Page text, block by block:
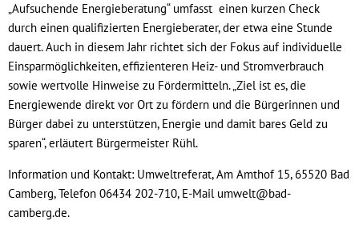
„Aufsuchende Energieberatung“ umfasst einen kurzen Check
durch einen qualifizierten Energieberater, der etwa eine Stunde
dauert. Auch in diesem Jahr richtet sich der Fokus auf individuelle
Einsparmöglichkeiten, effizienteren Heiz- und Stromverbrauch
sowie wertvolle Hinweise zu Fördermitteln. „Ziel ist es, die
Energiewende direkt vor Ort zu fördern und die Bürgerinnen und
Bürger dabei zu unterstützen, Energie und damit bares Geld zu
sparen“, erläutert Bürgermeister Rühl.
Information und Kontakt: Umweltreferat, Am Amthof 15, 65520 Bad
Camberg, Telefon 06434 202-710, E-Mail umwelt@bad-
camberg.de.